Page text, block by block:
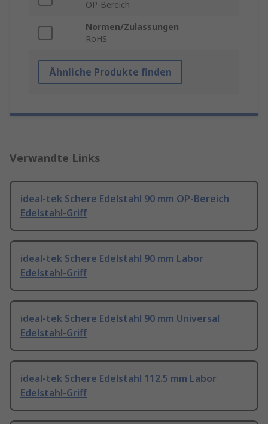
OP-Bereich
Normen/Zulassungen
RoHS
Ähnliche Produkte finden
Verwandte Links
ideal-tek Schere Edelstahl 90 mm OP-Bereich
Edelstahl-Griff
ideal-tek Schere Edelstahl 90 mm Labor
Edelstahl-Griff
ideal-tek Schere Edelstahl 90 mm Universal
Edelstahl-Griff
ideal-tek Schere Edelstahl 112.5 mm Labor
Edelstahl-Griff